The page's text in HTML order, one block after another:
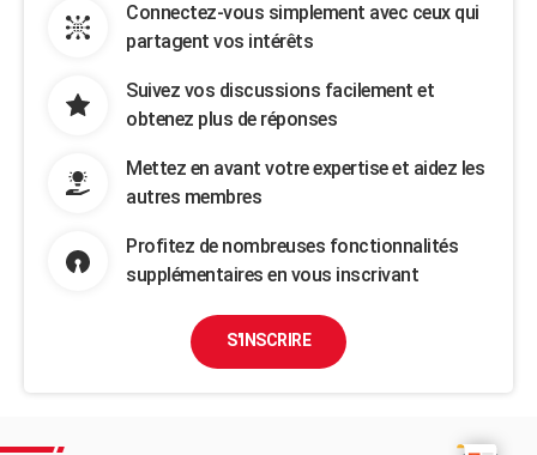
Connectez-vous simplement avec ceux qui
partagent vos intérêts
Suivez vos discussions facilement et
obtenez plus de réponses
Mettez en avant votre expertise et aidez les
autres membres
Profitez de nombreuses fonctionnalités
supplémentaires en vous inscrivant
S'INSCRIRE